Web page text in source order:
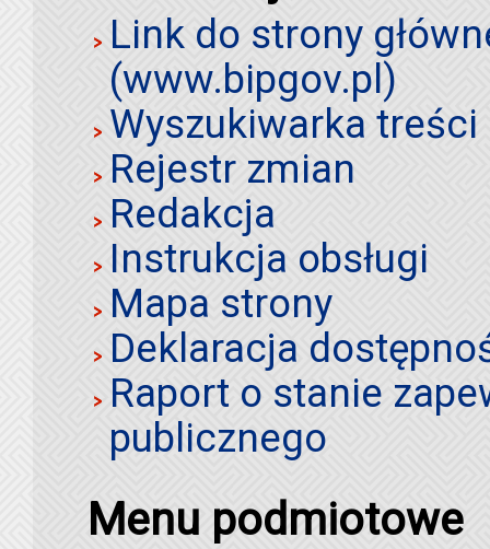
Link do strony
(www.bipgov.pl)
Wyszukiwarka
Rejestr zmian
Redakcja
Instrukcja obsługi
Mapa strony
Deklaracja
Raport o stanie
publicznego
Menu podmiotowe